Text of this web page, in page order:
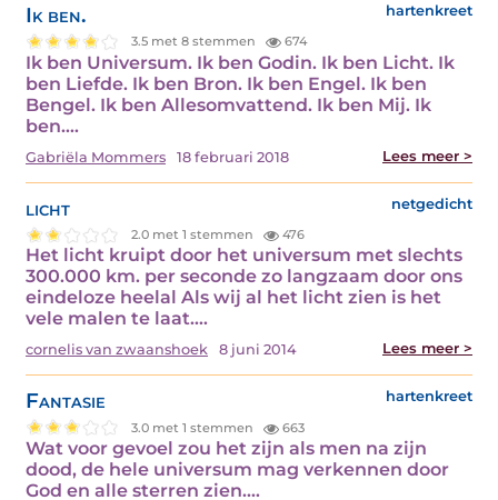
Ik ben. hartenkreet
3.5 met 8 stemmen 674
Ik ben Universum. Ik ben Godin. Ik ben Licht. Ik
ben Liefde. Ik ben Bron. Ik ben Engel. Ik ben
Bengel. Ik ben Allesomvattend. Ik ben Mij. Ik
ben.…
Gabriëla Mommers 18 februari 2018 Lees meer >
licht netgedicht
2.0 met 1 stemmen 476
Het licht kruipt door het universum met slechts
300.000 km. per seconde zo langzaam door ons
eindeloze heelal Als wij al het licht zien is het
vele malen te laat.…
cornelis van zwaanshoek 8 juni 2014 Lees meer >
Fantasie hartenkreet
3.0 met 1 stemmen 663
Wat voor gevoel zou het zijn als men na zijn
dood, de hele universum mag verkennen door
God en alle sterren zien.…